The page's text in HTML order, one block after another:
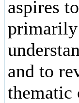
aspires
primarily
and to
thematic